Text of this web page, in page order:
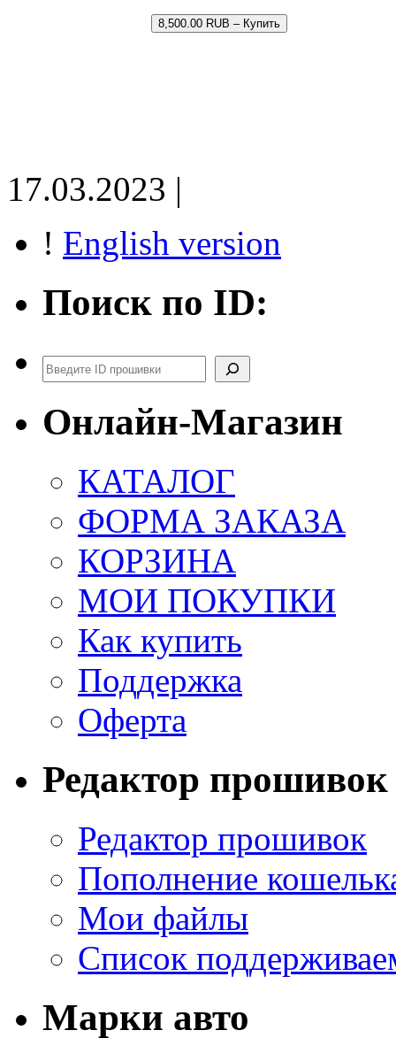
8,500.00 RUB – Купить
17.03.2023 |
! English version
Поиск по ID:
Поиск
Онлайн-Магазин
КАТАЛОГ
ФОРМА ЗАКАЗА
КОРЗИНА
МОИ ПОКУПКИ
Как купить
Поддержка
Оферта
Редактор прошивок
Редактор прошивок
Пополнение
Мои файлы
Список
Марки авто